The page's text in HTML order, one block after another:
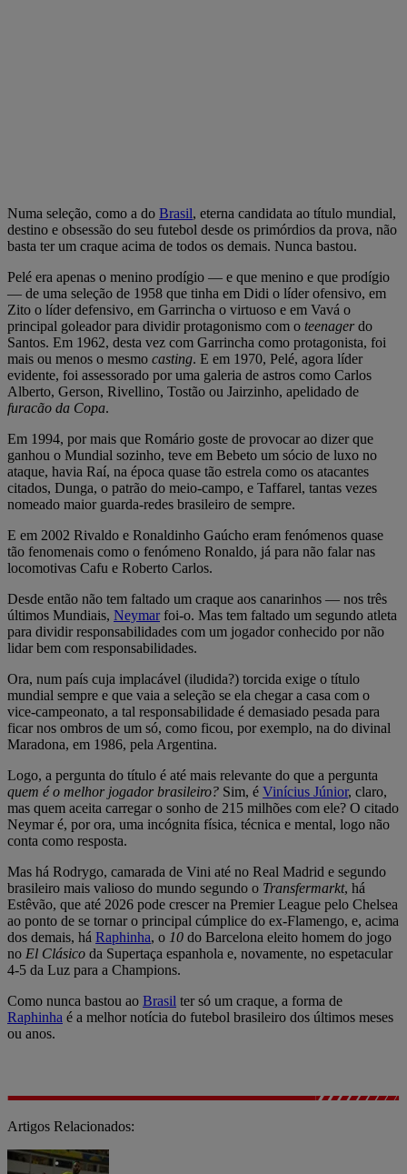
Numa seleção, como a do Brasil, eterna candidata ao título mundial,
destino e obsessão do seu futebol desde os primórdios da prova, não
basta ter um craque acima de todos os demais. Nunca bastou.
Pelé era apenas o menino prodígio — e que menino e que prodígio
— de uma seleção de 1958 que tinha em Didi o líder ofensivo, em
Zito o líder defensivo, em Garrincha o virtuoso e em Vavá o
principal goleador para dividir protagonismo com o teenagerdo
Santos. Em 1962, desta vez com Garrincha como protagonista, foi
mais ou menos o mesmo casting. E em 1970, Pelé, agora líder
evidente, foi assessorado por uma galeria de astros como Carlos
Alberto, Gerson, Rivellino, Tostão ou Jairzinho, apelidado de
furacão da Copa.
Em 1994, por mais que Romário goste de provocar ao dizer que
ganhou o Mundial sozinho, teve em Bebeto um sócio de luxo no
ataque, havia Raí, na época quase tão estrela como os atacantes
citados, Dunga, o patrão do meio-campo, e Taffarel, tantas vezes
nomeado maior guarda-redes brasileiro de sempre.
E em 2002 Rivaldo e Ronaldinho Gaúcho eram fenómenos quase
tão fenomenais como o fenómeno Ronaldo, já para não falar nas
locomotivas Cafu e Roberto Carlos.
Desde então não tem faltado um craque aos canarinhos — nos três
últimos Mundiais, Neymarfoi-o. Mas tem faltado um segundo atleta
para dividir responsabilidades com um jogador conhecido por não
lidar bem com responsabilidades.
Ora, num país cuja implacável (iludida?) torcida exige o título
mundial sempre e que vaia a seleção se ela chegar a casa com o
vice-campeonato, a tal responsabilidade é demasiado pesada para
ficar nos ombros de um só, como ficou, por exemplo, na do divinal
Maradona, em 1986, pela Argentina.
Logo, a pergunta do título é até mais relevante do que a pergunta
quem é o melhor jogador brasileiro? Sim, é Vinícius Júnior, claro,
mas quem aceita carregar o sonho de 215 milhões com ele? O citado
Neymar é, por ora, uma incógnita física, técnica e mental, logo não
conta como resposta.
Mas há Rodrygo, camarada de Vini até no Real Madrid e segundo
brasileiro mais valioso do mundo segundo o Transfermarkt, há
Estêvão, que até 2026 pode crescer na Premier League pelo Chelsea
ao ponto de se tornar o principal cúmplice do ex-Flamengo, e, acima
dos demais, há Raphinha, o 10 do Barcelona eleito homem do jogo
no El Clásico da Supertaça espanhola e, novamente, no espetacular
4-5 da Luz para a Champions.
Como nunca bastou ao Brasil ter só um craque, a forma de
Raphinha é a melhor notícia do futebol brasileiro dos últimos meses
ou anos.
Artigos Relacionados: